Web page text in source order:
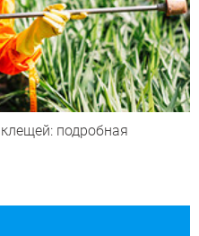
подробная